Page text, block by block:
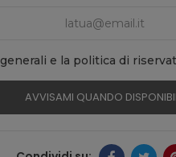
e la politica di
AVVISAMI QUANDO